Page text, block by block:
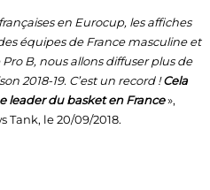
en Eurocup, les affiches
équipes de France masculine et
B, nous allons diffuser plus de
2018-19. C’est un record !Cela
leader du basket en France»,
Tank, le 20/09/2018.